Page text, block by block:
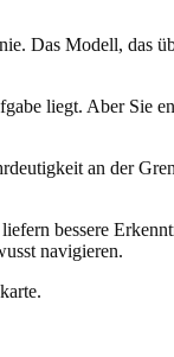
Das Modell, das
liegt. Aber
an der
bessere
navigieren.